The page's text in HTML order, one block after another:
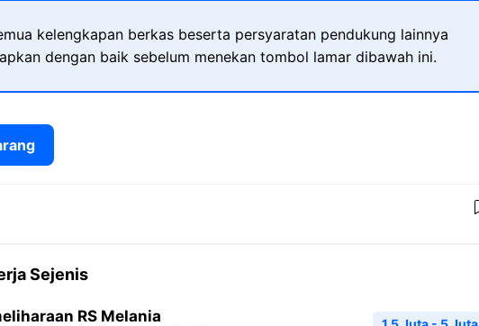
kelengkapan berkas beserta persyaratan pendukung lainnya
dengan baik sebelum menekan tombol lamar dibawah ini.
Sejenis
RS Melania